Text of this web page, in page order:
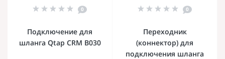
0
Подключение для
шланга Qtap CRM B030
0
Переходник
(коннектор) для
подключения шланга